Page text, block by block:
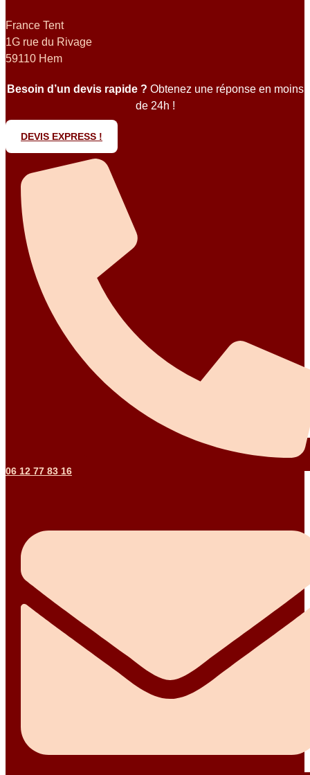
France Tent
1G rue du Rivage
59110 Hem
Besoin d’un devis rapide ? Obtenez une réponse en moins
de 24h !
DEVIS EXPRESS !
06 12 77 83 16